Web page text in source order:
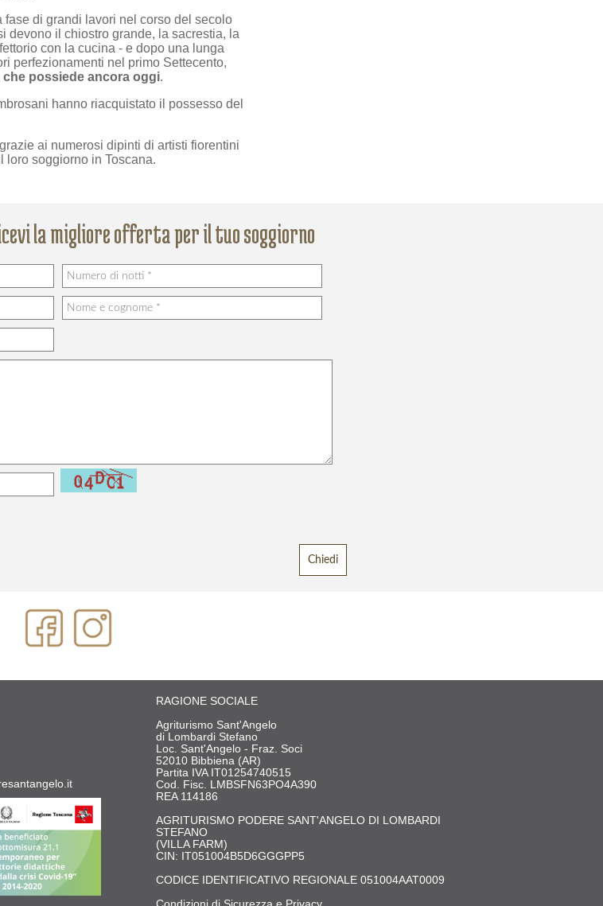
fase di grandi lavori nel corso del secolo
devono il chiostro grande, la sacrestia, la
con la cucina - e dopo una lunga
perfezionamenti nel primo Settecento,
possiede ancora oggi.
hanno riacquistato il possesso del
ai numerosi dipinti di artisti fiorentini
loro soggiorno in Toscana.
la migliore offerta per il tuo soggiorno
RAGIONE SOCIALE
Agriturismo Sant'Angelo
di Lombardi Stefano
Loc. Sant'Angelo - Fraz. Soci
52010 Bibbiena (AR)
Partita IVA IT01254740515
Cod. Fisc. LMBSFN63PO4A390
REA 114186
AGRITURISMO PODERE SANT'ANGELO DI LOMBARDI
STEFANO
(VILLA FARM)
CIN: IT051004B5D6GGGPP5
CODICE IDENTIFICATIVO REGIONALE 051004AAT0009